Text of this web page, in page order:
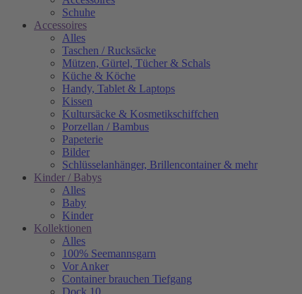
Schuhe
Accessoires
Alles
Taschen / Rucksäcke
Mützen, Gürtel, Tücher & Schals
Küche & Köche
Handy, Tablet & Laptops
Kissen
Kultursäcke & Kosmetikschiffchen
Porzellan / Bambus
Papeterie
Bilder
Schlüsselanhänger, Brillencontainer & mehr
Kinder / Babys
Alles
Baby
Kinder
Kollektionen
Alles
100% Seemannsgarn
Vor Anker
Container brauchen Tiefgang
Dock 10